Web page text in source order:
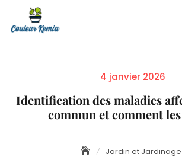
content
Posted
4 janvier 2026
Identification des maladies
commun et comment
Jardin et Jardinage